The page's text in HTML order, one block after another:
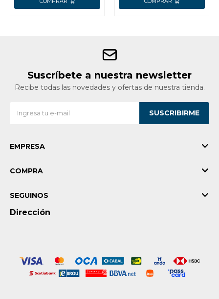
Suscríbete a nuestra newsletter
Recibe todas las novedades y ofertas de nuestra tienda.
SUSCRIBIRME
EMPRESA
COMPRA
Dirección
SEGUINOS